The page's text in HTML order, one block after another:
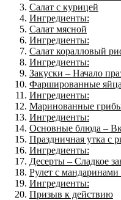
Салат с курицей
Ингредиенты:
Салат мясной
Ингредиенты:
Салат коралловый
Ингредиенты:
Закуски – Начало
Фаршированные яйца
Ингредиенты:
Маринованные
Ингредиенты:
Основные блюда –
Праздничная утка с
Ингредиенты:
Десерты – Сладкое
Рулет с мандаринами
Ингредиенты:
Призыв к действию